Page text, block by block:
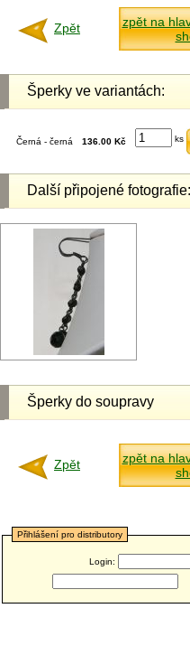
Zpět
zpět na
Šperky ve variantách:
Černá - černá 136.00 Kč ks
Další připojené fotografie:
Šperky do soupravy
Zpět
zpět na
Přihlášení pro distributory
Login: